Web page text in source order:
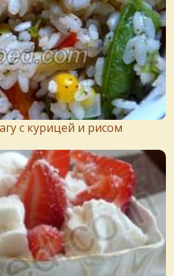
с курицей и рисом